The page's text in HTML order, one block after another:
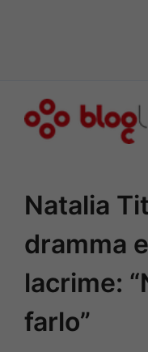
Natalia
dramma
lacrime:
farlo”